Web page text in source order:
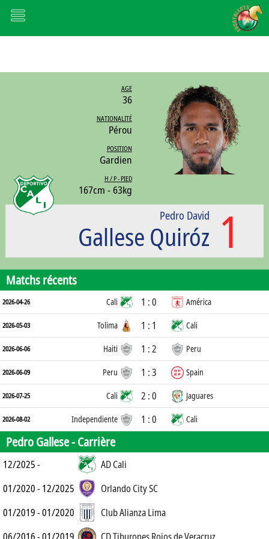
AGE
36
NATIONALITÉ
Pérou
POSITION
Gardien
H / P - PIED
167cm - 63kg
1
Pedro David
Gallese Quiróz
Matchs récents
2026-04-26 Cali 1 : 0 América
2026-05-03 Tolima 1 : 1 Cali
2026-06-06 Haiti 1 : 2 Peru
2026-06-09 Peru 1 : 3 Spain
2026-07-25 Cali 2 : 0 Jaguares
2026-08-02 Independiente 1 : 0 Cali
Pedro Gallese -Carrière
12/2025 -
AD Cali
01/2020 - 12/2025
Orlando City SC
01/2019 - 01/2020
Club Alianza Lima